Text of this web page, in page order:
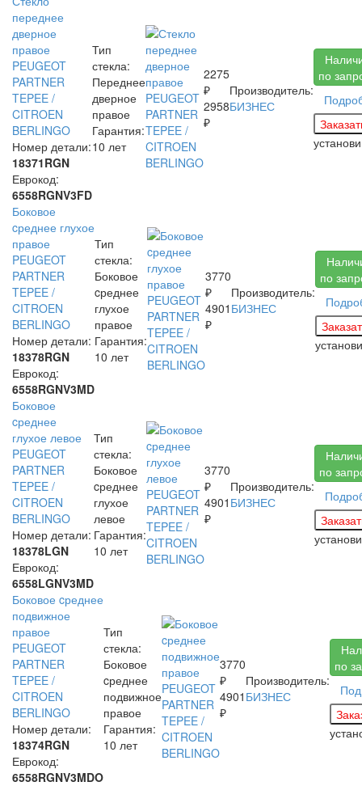
переднее
дверное
правое
PEUGEOT
PARTNER
TEPEE /
CITROEN
BERLINGO
Номер детали:
18371RGN
Еврокод:
6558RGNV3FD
Тип
стекла:
Переднее
дверное
правое
Гарантия:
10 лет
2275
₽
2958
₽
Производитель:
БИЗНЕС
по
Боковое
cреднее глухое
правое
PEUGEOT
PARTNER
TEPEE /
CITROEN
BERLINGO
Номер детали:
18378RGN
Еврокод:
6558RGNV3MD
Тип
стекла:
Боковое
cреднее
глухое
правое
Гарантия:
10 лет
3770
₽
4901
₽
Производитель:
БИЗНЕС
по
Боковое
cреднее
глухое левое
PEUGEOT
PARTNER
TEPEE /
CITROEN
BERLINGO
Номер детали:
18378LGN
Еврокод:
6558LGNV3MD
Тип
стекла:
Боковое
cреднее
глухое
левое
Гарантия:
10 лет
3770
₽
4901
₽
Производитель:
БИЗНЕС
по
Боковое cреднее
подвижное
правое
PEUGEOT
PARTNER
TEPEE /
CITROEN
BERLINGO
Номер детали:
18374RGN
Еврокод:
6558RGNV3MDO
Тип
стекла:
Боковое
cреднее
подвижное
правое
Гарантия:
10 лет
3770
₽
4901
₽
Производитель:
БИЗНЕС
по